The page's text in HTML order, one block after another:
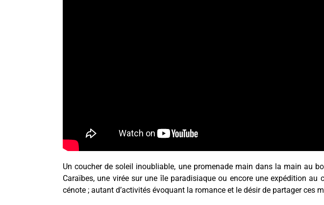
Un coucher de soleil inoubliable, une promenade main dans la main au
Caraïbes, une virée sur une île paradisiaque ou encore une expédition
cénote ; autant d’activités évoquant la romance et le désir de partager ces